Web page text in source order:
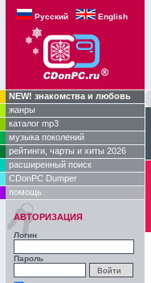
Русский English
NEW! знакомства и любовь
жанры
каталог mp3
музыка поколений
рейтинги, чарты и хиты 2026
расширенный поиск
CDonPC Dumper
помощь
АВТОРИЗАЦИЯ
Логин
Пароль